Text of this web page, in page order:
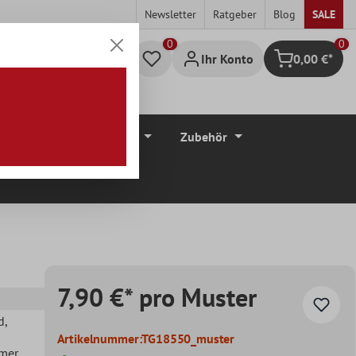
Newsletter Ratgeber Blog SALE
Ihr Konto Warenkorb
0
0,00 €*
Zubehör
,
,
7,90 €* pro Muster
Artikelnummer:TG18550_muster